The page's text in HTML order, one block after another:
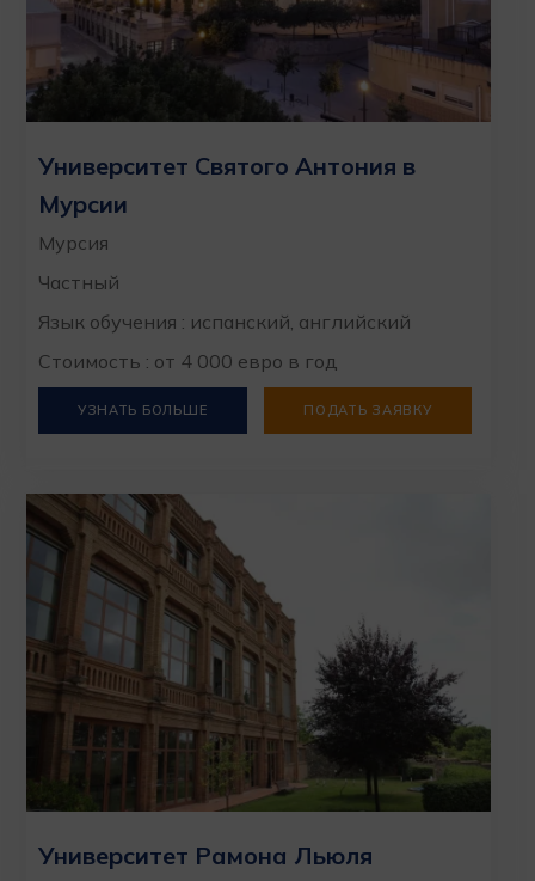
Университет Святого Антония в
Мурсии
Мурсия
Частный
Язык обучения : испанский, английский
Стоимость : от 4 000 евро в год
УЗНАТЬ БОЛЬШЕ ПОДАТЬ ЗАЯВКУ
Университет Рамона Льюля